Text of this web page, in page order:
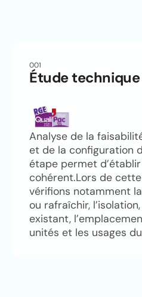
001
Étude
Analyse de la
et de la configuration
étape permet
cohérent.Lors de
vérifions notamment
ou rafraîchir,
existant,
unités et les usages